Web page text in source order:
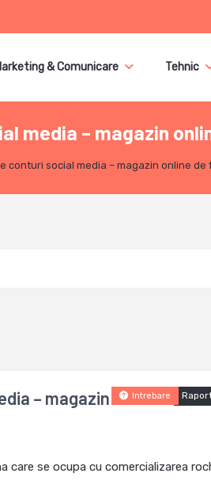
& Comunicare Tehnic
media – magazin
social media – magazin online de
– magazin
Intrebare
se ocupa cu comercializarea